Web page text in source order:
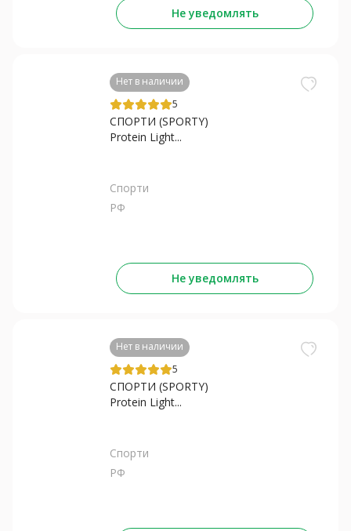
Не уведомлять
Нет в наличии
5
СПОРТИ (SPORTY)
Protein Light...
Спорти
РФ
Не уведомлять
Нет в наличии
5
СПОРТИ (SPORTY)
Protein Light...
Спорти
РФ